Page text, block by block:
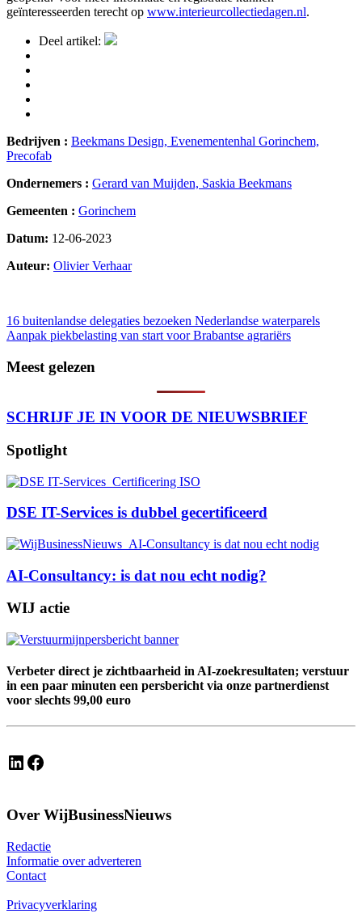
geïnteresseerden terecht op www.interieurcollectiedagen.nl.
Deel artikel:
Bedrijven : Beekmans Design, Evenementenhal Gorinchem,
Precofab
Ondernemers : Gerard van Muijden, Saskia Beekmans
Gemeenten : Gorinchem
Datum: 12-06-2023
Auteur: Olivier Verhaar
Bericht
navigatie
16 buitenlandse delegaties bezoeken Nederlandse waterparels
Aanpak piekbelasting van start voor Brabantse agrariërs
Meest gelezen
SCHRIJF JE IN VOOR DE NIEUWSBRIEF
Spotlight
DSE IT-Services is dubbel gecertificeerd
AI-Consultancy: is dat nou echt nodig?
WIJ actie
Verbeter direct je zichtbaarheid in AI-zoekresultaten; verstuur
in een paar minuten een persbericht via onze partnerdienst
voor slechts 99,00 euro
LinkedIn Facebook
Over WijBusinessNieuws
Redactie
Informatie over adverteren
Contact
Privacyverklaring